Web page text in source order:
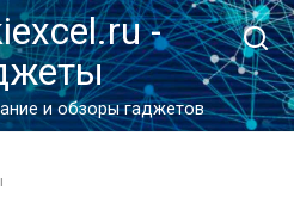
-
и обзоры гаджетов